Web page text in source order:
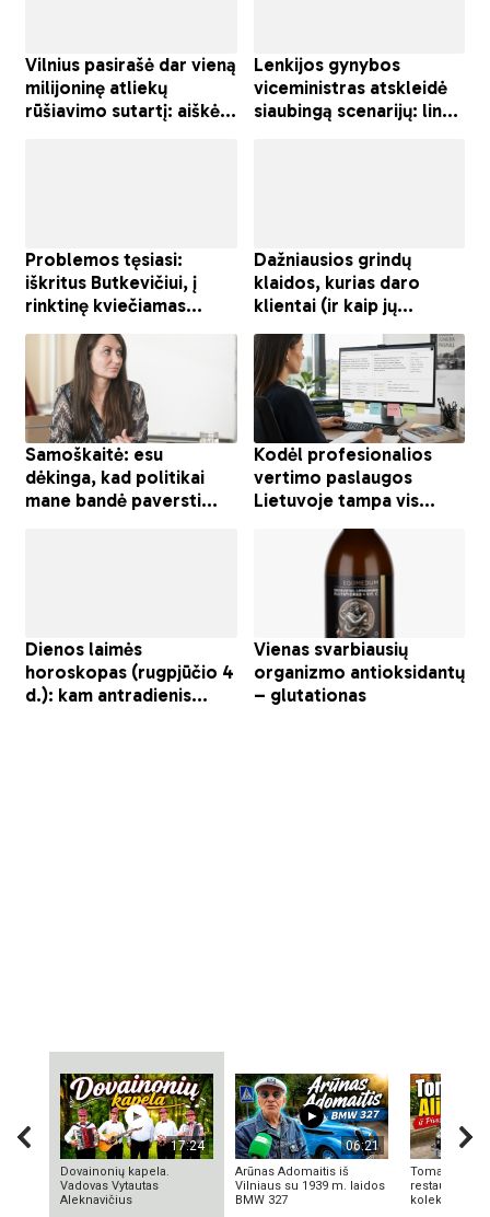
17:24
Dovainonių kapela.
Vadovas Vytautas
Aleknavičius
06:21
Arūnas Adomaitis iš
Vilniaus su 1939 m. laidos
BMW 327
Tomas